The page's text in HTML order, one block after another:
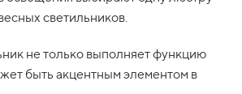
светильников.
не только выполняет функцию
быть акцентным элементом в